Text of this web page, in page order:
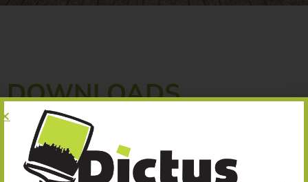
DOWNLOADS
Uitreksel KVK Dictus Schilderwerken BV
Verklaring betalingsgedrag belastingdienst(WKA)